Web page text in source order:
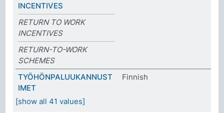
INCENTIVES
RETURN TO WORK
INCENTIVES
RETURN-TO-WORK
SCHEMES
TYÖHÖNPALUUKANNUST
IMET
Finnish
[show all 41 values]